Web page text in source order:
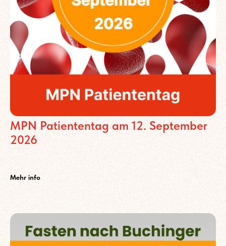
MPN Patiententag am 12. September
2026
Mehr info